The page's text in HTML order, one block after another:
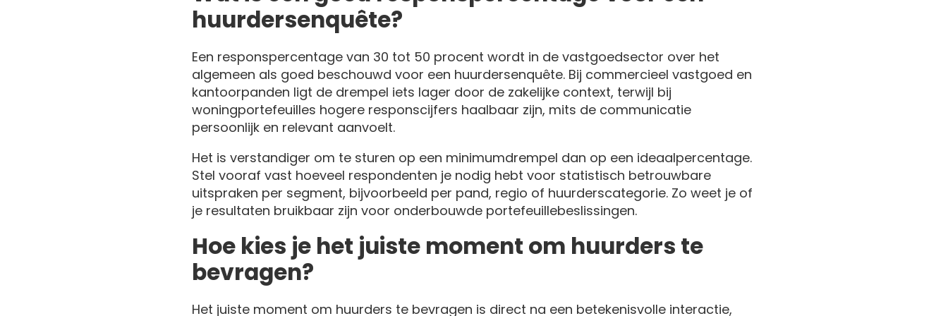
huurdersenquête?
Een responspercentage van 30 tot 50 procent wordt in de vastgoedsector over het
algemeen als goed beschouwd voor een huurdersenquête. Bij commercieel vastgoed en
kantoorpanden ligt de drempel iets lager door de zakelijke context, terwijl bij
woningportefeuilles hogere responscijfers haalbaar zijn, mits de communicatie
persoonlijk en relevant aanvoelt.
Het is verstandiger om te sturen op een minimumdrempel dan op een ideaalpercentage.
Stel vooraf vast hoeveel respondenten je nodig hebt voor statistisch betrouwbare
uitspraken per segment, bijvoorbeeld per pand, regio of huurderscategorie. Zo weet je of
je resultaten bruikbaar zijn voor onderbouwde portefeuillebeslissingen.
Hoe kies je het juiste moment om huurders te
bevragen?
Het juiste moment om huurders te bevragen is direct na een betekenisvolle interactie,